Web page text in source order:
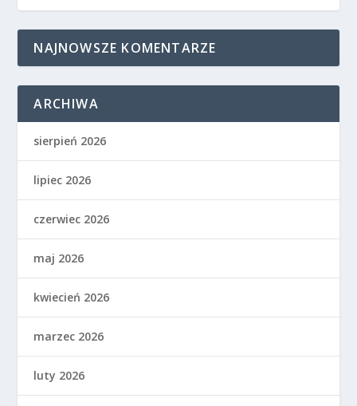
NAJNOWSZE KOMENTARZE
ARCHIWA
sierpień 2026
lipiec 2026
czerwiec 2026
maj 2026
kwiecień 2026
marzec 2026
luty 2026